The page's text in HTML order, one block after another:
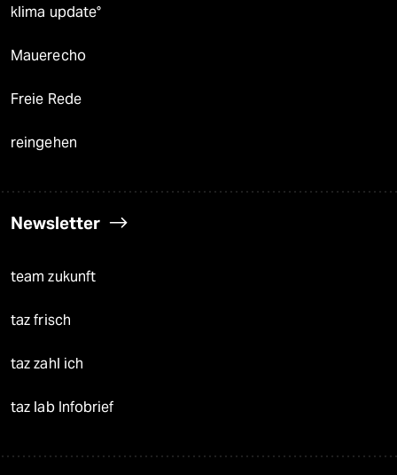
klima update°
Mauerecho
Freie Rede
reingehen
Newsletter
team zukunft
taz frisch
taz zahl ich
taz lab Infobrief